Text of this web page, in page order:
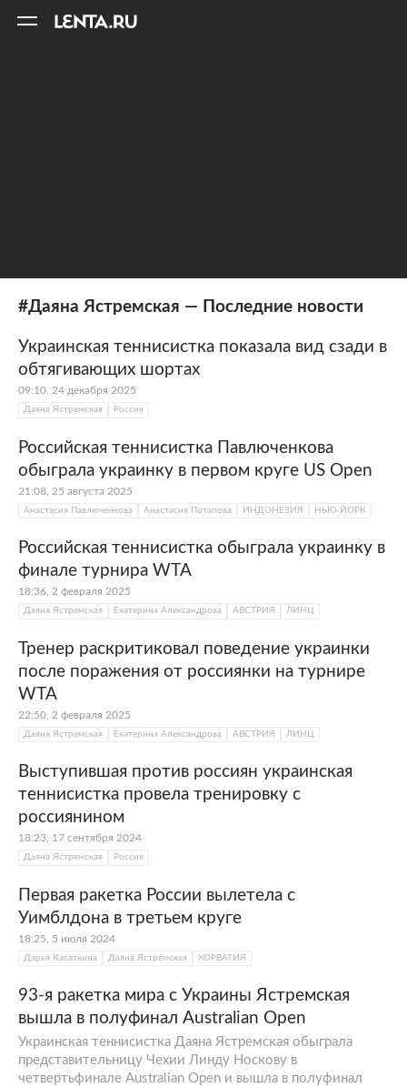
#Даяна Ястремская — Последние новости
Украинская теннисистка показала вид сзади в
обтягивающих шортах
09:10, 24 декабря 2025
Даяна Ястремская Россия
Российская теннисистка Павлюченкова
обыграла украинку в первом круге US Open
21:08, 25 августа 2025
Анастасия Павлюченкова Анастасия Потапова ИНДОНЕЗИЯ НЬЮ-ЙОРК
Российская теннисистка обыграла украинку в
финале турнира WTA
18:36, 2 февраля 2025
Даяна Ястремская Екатерина Александрова АВСТРИЯ ЛИНЦ
Тренер раскритиковал поведение украинки
после поражения от россиянки на турнире
WTA
22:50, 2 февраля 2025
Даяна Ястремская Екатерина Александрова АВСТРИЯ ЛИНЦ
Выступившая против россиян украинская
теннисистка провела тренировку с
россиянином
18:23, 17 сентября 2024
Даяна Ястремская Россия
Первая ракетка России вылетела с
Уимблдона в третьем круге
18:25, 5 июля 2024
Дарья Касаткина Даяна Ястремская ХОРВАТИЯ
93-я ракетка мира с Украины Ястремская
вышла в полуфинал Australian Open
Украинская теннисистка Даяна Ястремская обыграла
представительницу Чехии Линду Носкову в
четвертьфинале Australian Open и вышла в полуфинал